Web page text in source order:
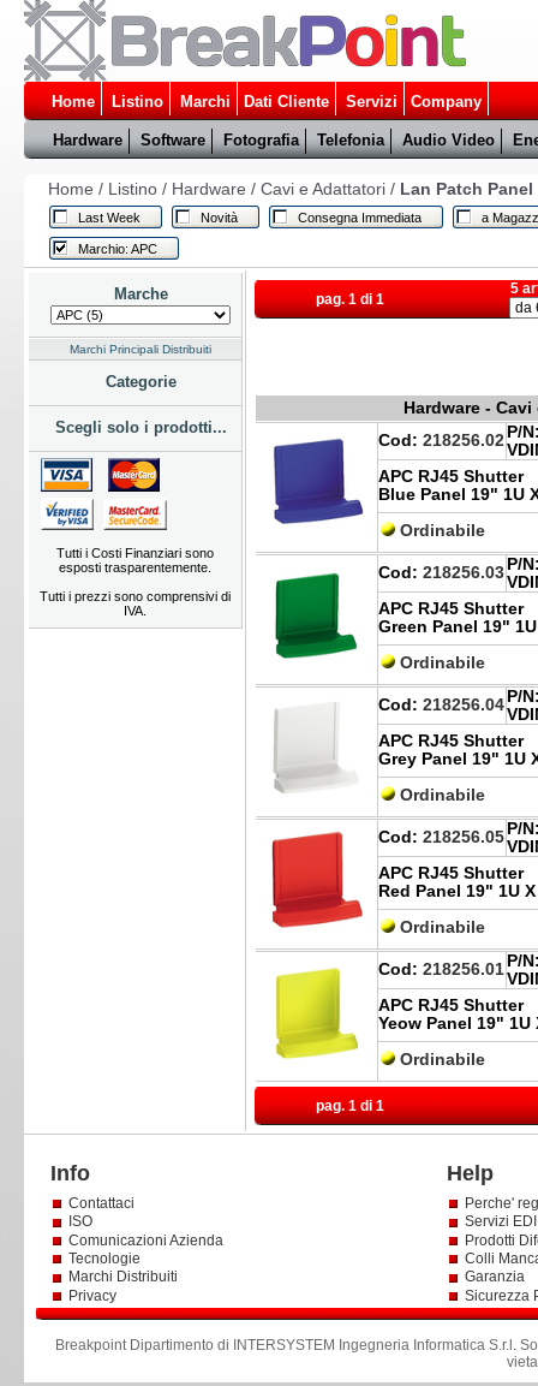
Home Listino Marchi Dati Cliente Servizi Company
Hardware Software Fotografia Telefonia Audio Video
Home / Listino/ Hardware / Cavi e Adattatori/ Lan Patch
Last Week Novità Consegna Immediata a
Marchio: APC
Marche
Marchi Principali Distribuiti
Categorie
Scegli solo i prodotti...
Tutti i Costi Finanziari sono
esposti trasparentemente.
Tutti i prezzi sono comprensivi di
IVA.
pag. 1 di 1
5
Hardware -
Cod: 218256.02 P/
APC RJ45 Shutter
Blue Panel 19" 1U
Ordinabile
Cod: 218256.03 P/
APC RJ45 Shutter
Green Panel 19"
Ordinabile
Cod: 218256.04 P/
APC RJ45 Shutter
Grey Panel 19" 1U
Ordinabile
Cod: 218256.05 P/
APC RJ45 Shutter
Red Panel 19" 1U
Ordinabile
Cod: 218256.01 P/
APC RJ45 Shutter
Yeow Panel 19" 1U
Ordinabile
pag. 1 di 1
Info Help
Contattaci
ISO
Comunicazioni Azienda
Tecnologie
Marchi Distribuiti
Privacy
Perche'
Servizi
Prodotti
Colli
Garanzia
Sicurezza
Breakpoint Dipartimento di INTERSYSTEM Ingegneria Informatica S.r.l .